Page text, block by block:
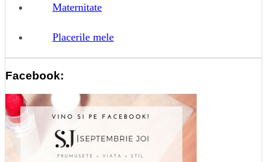
Maternitate
Placerile mele
Facebook: